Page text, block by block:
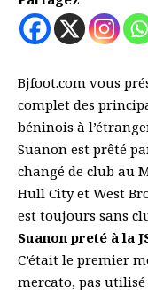
Bjfoot.com vous
complet des
béninois à
Suanon est prêté
changé de club au
Hull City et West
est toujours sans
Suanon preté à la
C’était le premier
mercato, pas